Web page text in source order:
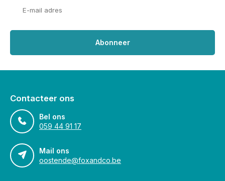
Abonneer
Contacteer ons
Bel ons
059 44 91 17
Mail ons
oostende@foxandco.be